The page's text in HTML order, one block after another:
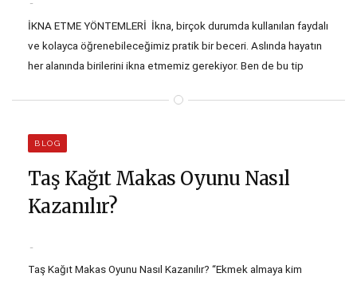
İKNA ETME YÖNTEMLERİ İkna, birçok durumda kullanılan faydalı
ve kolayca öğrenebileceğimiz pratik bir beceri. Aslında hayatın
her alanında birilerini ikna etmemiz gerekiyor. Ben de bu tip
sağlamak için ‘ikna sanatının’ inceliklerini derledim. Tekrarın
duyduğunuzda sevmeye başladığınız olmuştur.…
BLOG
Taş Kağıt Makas Oyunu Nasıl
Kazanılır?
Taş Kağıt Makas Oyunu Nasıl Kazanılır? “Ekmek almaya kim